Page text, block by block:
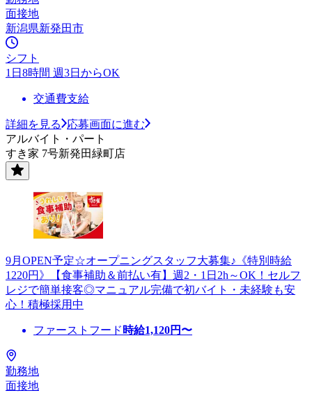
面接地
新潟県新発田市
シフト
1日8時間 週3日からOK
交通費支給
詳細を見る
応募画面に進む
アルバイト・パート
すき家 7号新発田緑町店
9月OPEN予定☆オープニングスタッフ大募集♪《特別時給
1220円》【食事補助＆前払い有】週2・1日2h～OK！セルフ
レジで簡単接客◎マニュアル完備で初バイト・未経験も安
心！積極採用中
ファーストフード 時給1,120円〜
勤務地
面接地